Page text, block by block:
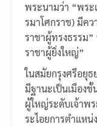
พระนามว่า “พระ
รมาโศกราช) มีค
ราชาผู้ทรงธรรม
ราชาผู้ยิ่งใหญ่”
ในสมัยกรุงศรีอยุธ
มีฐานะเป็นเมือง
ผู้ใหญ่ระดับเจ้าพ
ระไอยการตำแหน่